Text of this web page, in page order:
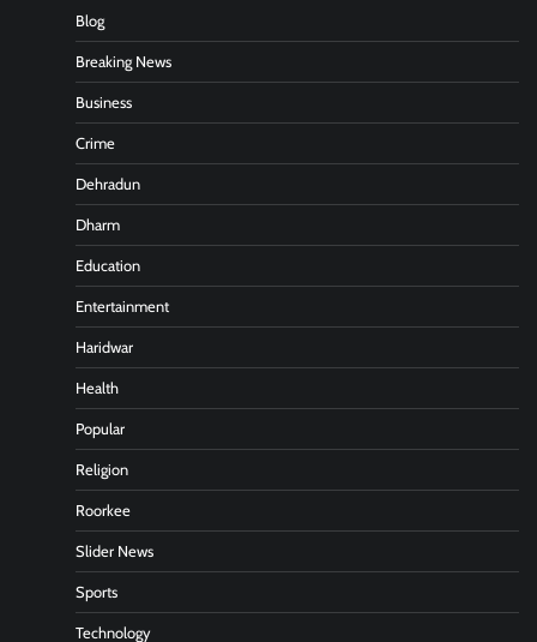
Blog
Breaking News
Business
Crime
Dehradun
Dharm
Education
Entertainment
Haridwar
Health
Popular
Religion
Roorkee
Slider News
Sports
Technology